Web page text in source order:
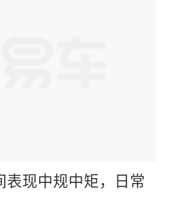
表现中规中矩，日常